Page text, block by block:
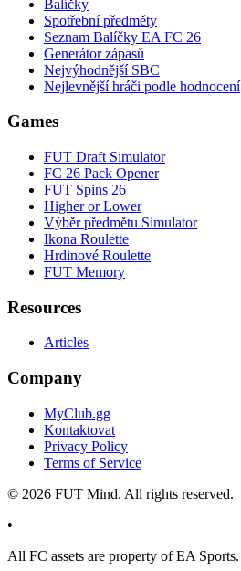
Balíčky
Spotřební předměty
Seznam Balíčky EA FC 26
Generátor zápasů
Nejvýhodnější SBC
Nejlevnější hráči podle hodnocení
Games
FUT Draft Simulator
FC 26 Pack Opener
FUT Spins 26
Higher or Lower
Výběr předmětu Simulator
Ikona Roulette
Hrdinové Roulette
FUT Memory
Resources
Articles
Company
MyClub.gg
Kontaktovat
Privacy Policy
Terms of Service
© 2026 FUT Mind. All rights reserved.
•
All FC assets are property of EA Sports.